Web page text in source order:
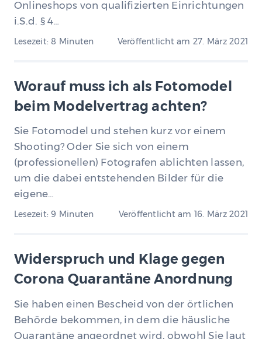
Onlineshops von qualifizierten Einrichtungen
i.S.d. § 4…
Lesezeit: 8 Minuten Veröffentlicht am 27. März 2021
Worauf muss ich als Fotomodel
beim Modelvertrag achten?
Sie Fotomodel und stehen kurz vor einem
Shooting? Oder Sie sich von einem
(professionellen) Fotografen ablichten lassen,
um die dabei entstehenden Bilder für die
eigene…
Lesezeit: 9 Minuten Veröffentlicht am 16. März 2021
Widerspruch und Klage gegen
Corona Quarantäne Anordnung
Sie haben einen Bescheid von der örtlichen
Behörde bekommen, in dem die häusliche
Quarantäne angeordnet wird, obwohl Sie laut